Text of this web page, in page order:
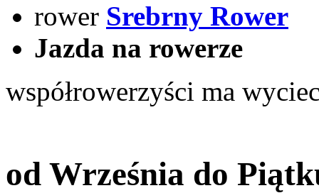
rower Srebrny Rower
Jazda na rowerze
współrowerzyści ma
od Września do